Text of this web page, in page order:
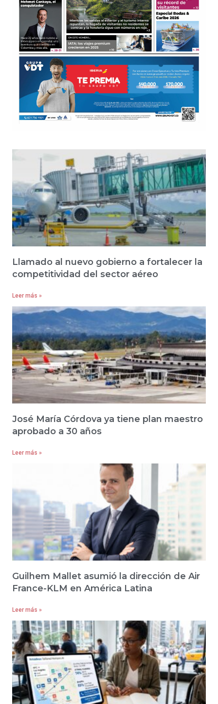
Llamado al nuevo gobierno a fortalecer la
competitividad del sector aéreo
Leer más »
José María Córdova ya tiene plan maestro
aprobado a 30 años
Leer más »
Guilhem Mallet asumió la dirección de Air
France-KLM en América Latina
Leer más »